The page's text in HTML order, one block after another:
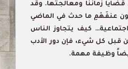
قضايا زماننا ومعالجتها. وقد
عنفَهْمِ ما حدث في الماضي
كيف يتجاوز الناس
قبل كل شيء، فإن دور الأدب
وظيفة مهمة.